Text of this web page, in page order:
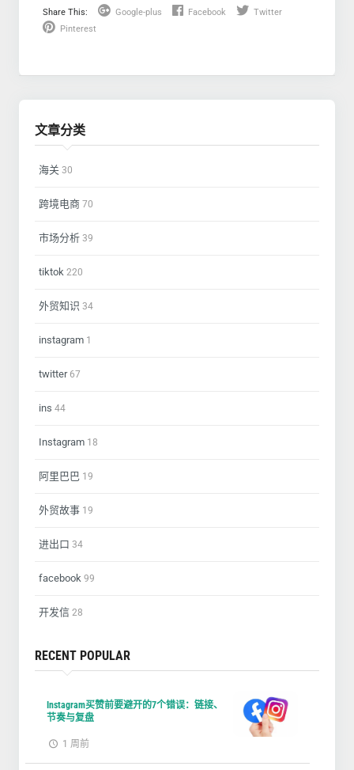
Share This: Google-plus Facebook
Twitter
Pinterest
文章分类
海关 30
跨境电商 70
市场分析 39
tiktok 220
外贸知识 34
instagram 1
twitter67
ins 44
Instagram 18
阿里巴巴 19
外贸故事 19
进出口 34
facebook 99
开发信 28
RECENT POPULAR
Instagram买赞前要避开的7个错误：链接、
节奏与复盘
1 周前